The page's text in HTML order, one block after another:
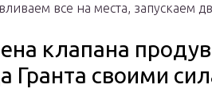
все на места, запускаем
клапана
Гранта своими